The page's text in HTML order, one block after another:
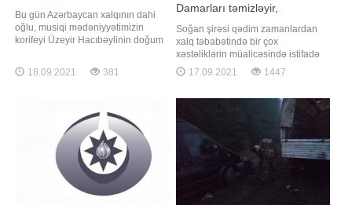
Bu gün Azərbaycan xalqının dahi
oğlu, musiqi mədəniyyətimizin
korifeyi Üzeyir Hacıbəylinin doğum
isə ümummilli lider Heydər Əliyevin
fərmanı ilə dahi bəstəkarın anadan
Musiqi Günü kimi qeyd olunması
18.09.2021 381
Damarları təmizləyir,
xərçəngdən qoruyur
Soğan şirəsi qədim zamanlardan
xalq təbabətində bir çox
xəstəliklərin müalicəsində istifadə
olunur. Soğanı və soğan şirəsini
"təbii antibiotik" adlandırırlar.
müalicəsində soğan şirəsi çox
geniş istifadə olunurdu. Bu haqda
məlumatla
17.09.2021 1447